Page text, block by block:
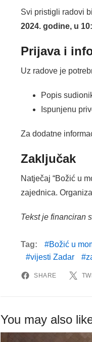
Svi pristigli radovi
2024. godine, u
Prijava i
Uz radove je
Popis
Ispunjenu
Za dodatne
Zaključak
Natječaj “Božić u
zajednica.
Tekst je financiran
Tag: Božić u
vijesti Zadar
SHARE
You may also